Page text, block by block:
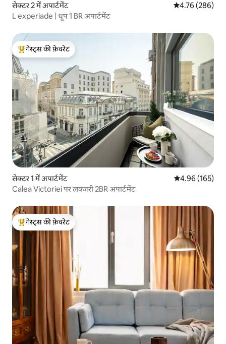
सेक्टर 2 में अपार्टमेंट औसत रेटिंग 5 में से
4.76 (286)
L experiade | धूप 1 BR अपार्टमेंट
गेस्ट्स का टॉप फ़ेवरेट
गेस्ट्स की फ़ेवरेट
सेक्टर 1 में अपार्टमेंट औसत रेटिंग 5 में से
4.96 (165)
Calea Victoriei पर लक्जरी 2BR अपार्टमेंट
गेस्ट्स का टॉप फ़ेवरेट
गेस्ट्स की फ़ेवरेट